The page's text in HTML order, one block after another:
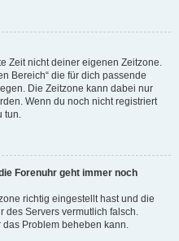
Zeit nicht deiner eigenen Zeitzone.
Bereich“ die für dich passende
Die Zeitzone kann dabei nur
Wenn du noch nicht registriert
Forenuhr geht immer noch
richtig eingestellt hast und die
des Servers vermutlich falsch.
Problem beheben kann.